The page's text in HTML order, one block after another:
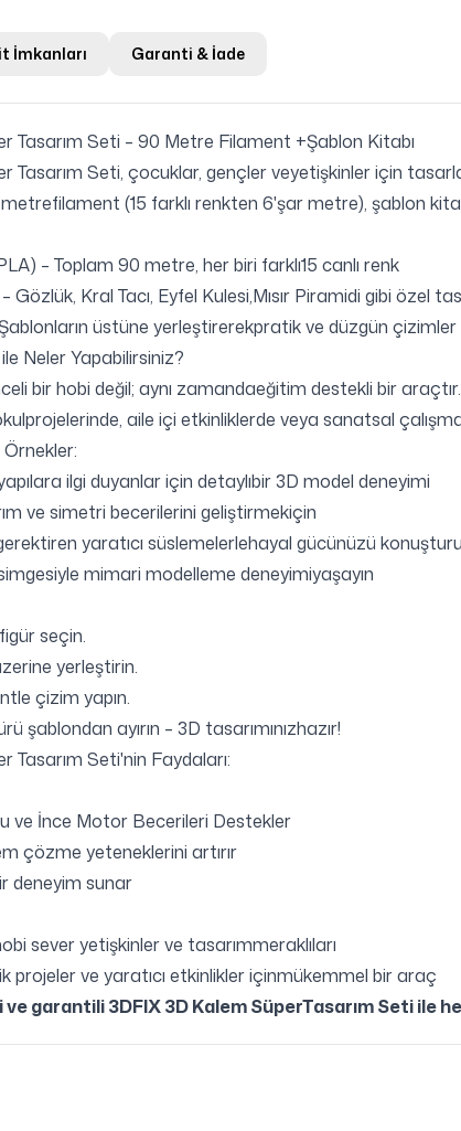
İmkanları Garanti & İade
Tasarım Seti – 90 Metre Filament +Şablon Kitabı
Tasarım Seti, çocuklar, gençler veyetişkinler için
(15 farklı renkten 6'şar metre), şablon
– Toplam 90 metre, her biri farklı15 canlı renk
Gözlük, Kral Tacı, Eyfel Kulesi,Mısır Piramidi gibi özel
üstüne yerleştirerekpratik ve düzgün çizimler
Neler Yapabilirsiniz?
bir hobi değil; aynı zamandaeğitim destekli bir
aile içi etkinliklerde veya sanatsal
ilgi duyanlar için detaylıbir 3D model deneyimi
ve simetri becerilerini geliştirmekiçin
yaratıcı süslemelerlehayal gücünüzü
mimari modelleme deneyimiyaşayın
seçin.
yerleştirin.
çizim yapın.
şablondan ayırın – 3D tasarımınızhazır!
Tasarım Seti'nin Faydaları:
ve İnce Motor Becerileri Destekler
çözme yeteneklerini artırır
deneyim sunar
sever yetişkinler ve tasarımmeraklıları
projeler ve yaratıcı etkinlikler içinmükemmel bir araç
garantili 3DFIX 3D Kalem SüperTasarım Seti ile